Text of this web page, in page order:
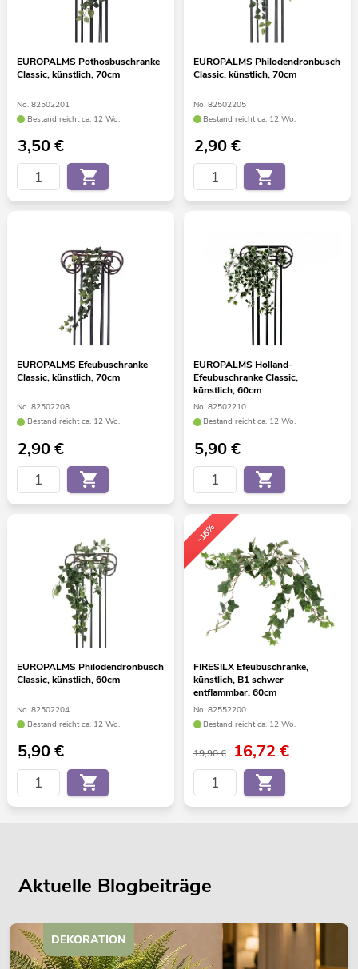
EUROPALMS Pothosbuschranke
Classic, künstlich, 70cm
No. 82502201
Bestand reicht ca. 12 Wo.
3,50€
EUROPALMS Philodendronbusch
Classic, künstlich, 70cm
No. 82502205
Bestand reicht ca. 12 Wo.
2,90€
EUROPALMS Efeubuschranke
Classic, künstlich, 70cm
No. 82502208
Bestand reicht ca. 12 Wo.
2,90€
EUROPALMS Holland-
Efeubuschranke Classic,
künstlich, 60cm
No. 82502210
Bestand reicht ca. 12 Wo.
5,90€
EUROPALMS Philodendronbusch
Classic, künstlich, 60cm
No. 82502204
Bestand reicht ca. 12 Wo.
5,90€
-16%
FIRESILX Efeubuschranke,
künstlich, B1 schwer
entflammbar, 60cm
No. 82552200
Bestand reicht ca. 12 Wo.
19,90 € 16,72 €
Aktuelle Blogbeiträge
DEKORATION